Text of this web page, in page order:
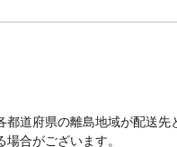
都道府県の離島地域が配送
合がございます。